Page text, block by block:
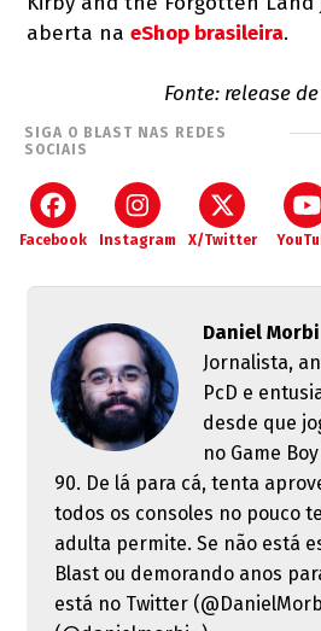
aberta naeShop brasileira.
Fonte: release
SIGA O BLAST NAS REDES
SOCIAIS
Facebook Instagram X/Twitter
Daniel Morbi
Jornalista,
PcD e
desde que
no Game
90. De lá para cá, tenta
todos os consoles no pouco
adulta permite. Se não está
Blast ou demorando anos
está no Twitter